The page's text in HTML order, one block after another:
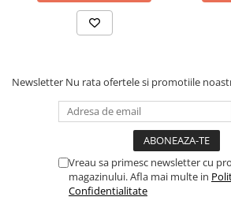
Newsletter Nu rata ofertele si promotiile
Vreau sa primesc newsletter cu
magazinului. Afla mai multe in
Confidentialitate